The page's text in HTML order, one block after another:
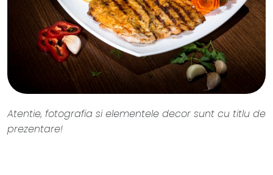
Atentie, fotografia si elementele decor sunt cu titlu de
prezentare!